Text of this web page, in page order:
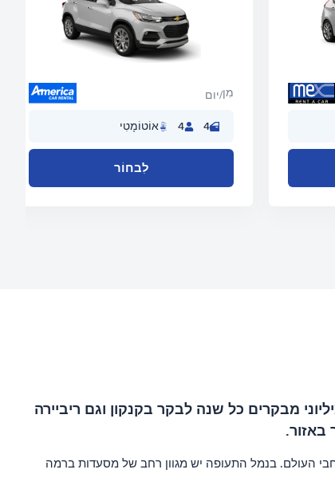
מִן/יום
4
4 אוֹטוֹמָטִי
לִבחוֹר
מבקרים כל שנה לבקר בקנקון וגם ריביירה
באזור.
העולם. בנמל התעופה יש מגוון רחב של מסעדות ברמה